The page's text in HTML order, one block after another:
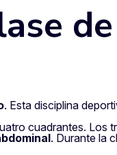
. Esta disciplina
cuadrantes. Los
. Durante la